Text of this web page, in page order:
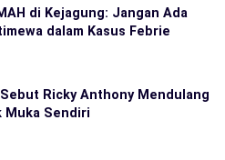
di Kejagung: Jangan Ada
dalam Kasus Febrie
Sebut Ricky Anthony Mendulang
Muka Sendiri